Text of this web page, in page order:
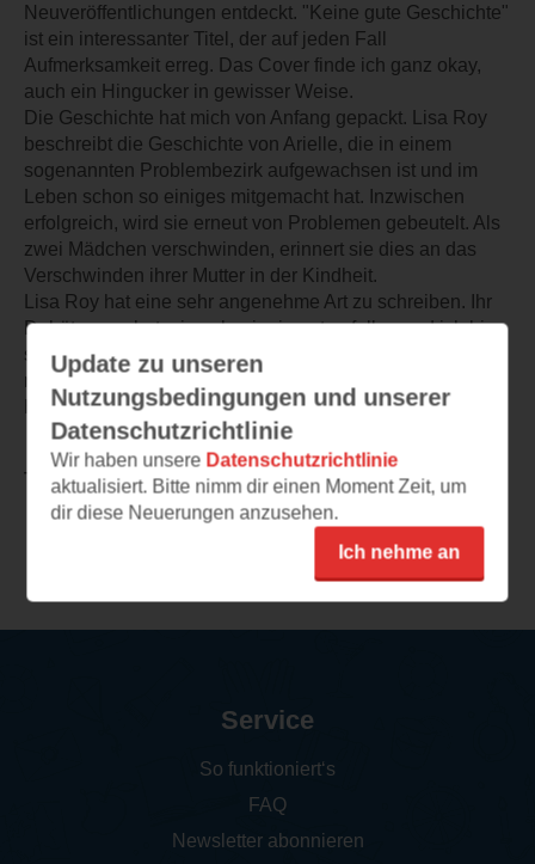
Neuveröffentlichungen entdeckt. "Keine gute Geschichte"
ist ein interessanter Titel, der auf jeden Fall
Aufmerksamkeit erreg. Das Cover finde ich ganz okay,
auch ein Hingucker in gewisser Weise.
Die Geschichte hat mich von Anfang gepackt. Lisa Roy
beschreibt die Geschichte von Arielle, die in einem
sogenannten Problembezirk aufgewachsen ist und im
Leben schon so einiges mitgemacht hat. Inzwischen
erfolgreich, wird sie erneut von Problemen gebeutelt. Als
zwei Mädchen verschwinden, erinnert sie dies an das
Verschwinden ihrer Mutter in der Kindheit.
Lisa Roy hat eine sehr angenehme Art zu schreiben. Ihr
Debütroman hat mir wahnsinnig gut gefallen und ich bin
sehr gespannt, was man von dieser interessanten Autorin
noch hören wird. - Für mich eines der absoluten
Highlights in diesem Lesejahr! Unbedingt lesen!
TEILEN
Update zu unseren
Nutzungsbedingungen und unserer
Datenschutzrichtlinie
Wir haben unsere Datenschutzrichtlinie
aktualisiert. Bitte nimm dir einen Moment Zeit, um
dir diese Neuerungen anzusehen.
Ich nehme an
Service
So funktioniert‘s
FAQ
Newsletter abonnieren